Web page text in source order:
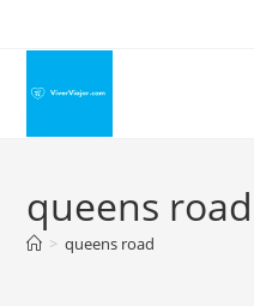
conteúdo
queens road
> queens road